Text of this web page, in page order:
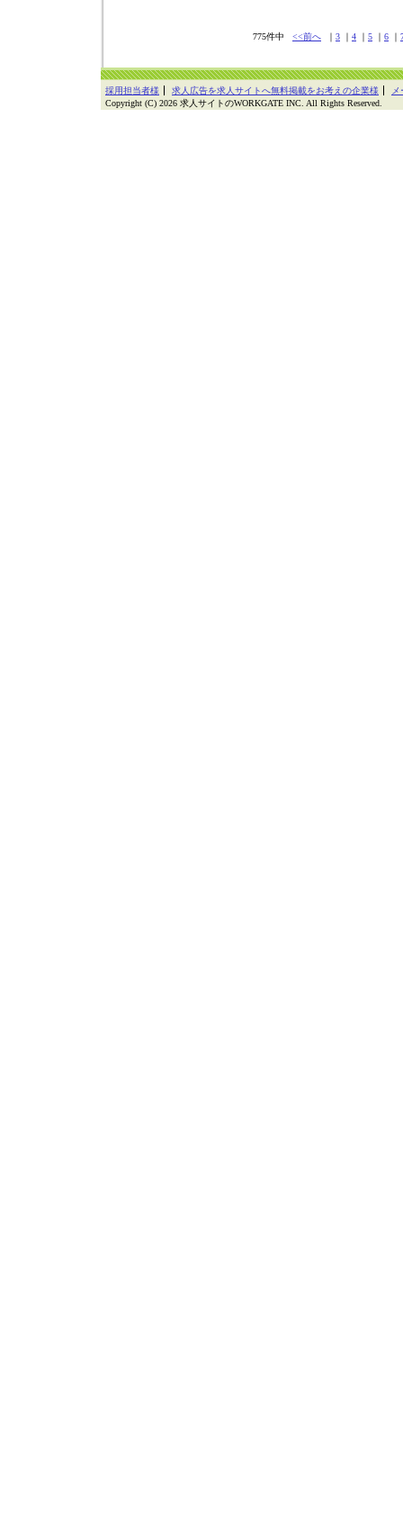
775件中 <<前へ ｜ 3 ｜ 4 ｜ 5 ｜ 6 ｜
採用担当者様 求人広告を求人サイトへ無料掲載をお考えの企業様
Copyright (C) 2026 求人サイトのWORKGATE INC. All Rights Reserved.